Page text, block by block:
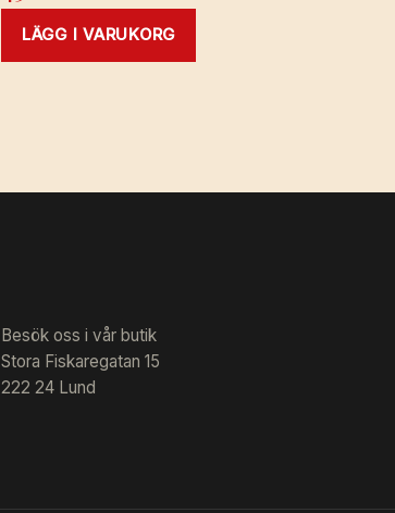
LÄGG I VARUKORG
Besök oss i vår butik
Stora Fiskaregatan 15
222 24 Lund